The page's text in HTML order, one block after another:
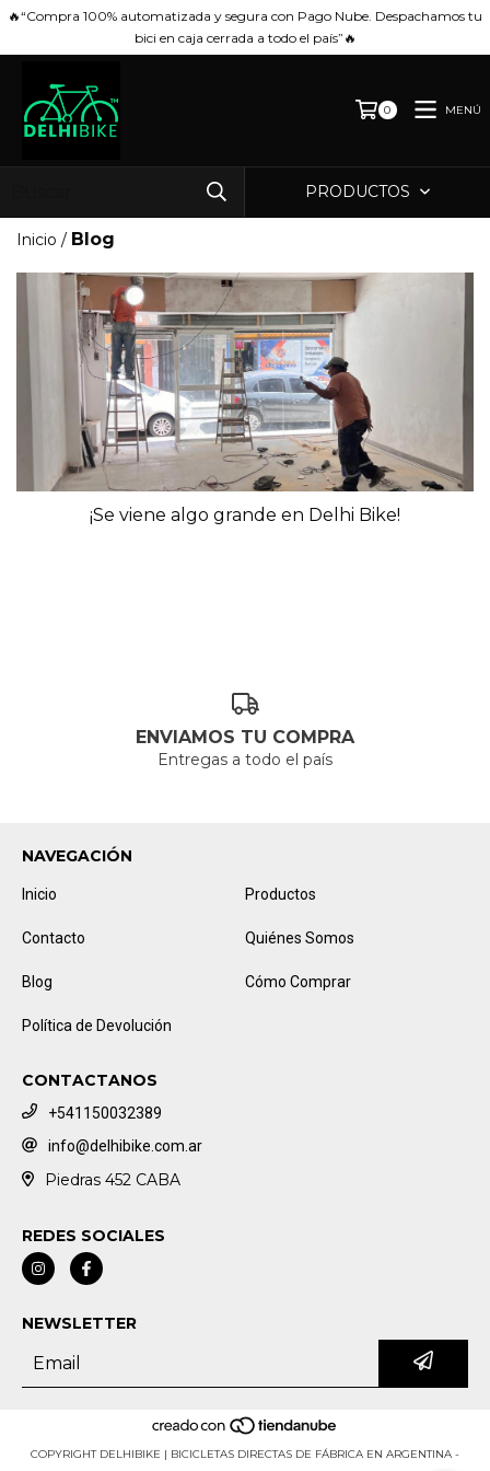
🔥“Compra 100% automatizada y segura con Pago Nube. Despachamos tu
bici en caja cerrada a todo el país”🔥
0 MENÚ
PRODUCTOS
Inicio / Blog
¡Se viene algo grande en Delhi Bike!
ENVIAMOS TU COMPRA
Entregas a todo el país
NAVEGACIÓN
Inicio Productos
Contacto Quiénes Somos
Blog Cómo Comprar
Política de Devolución
CONTACTANOS
+541150032389
info@delhibike.com.ar
Piedras 452 CABA
REDES SOCIALES
NEWSLETTER
COPYRIGHT DELHIBIKE | BICICLETAS DIRECTAS DE FÁBRICA EN ARGENTINA -